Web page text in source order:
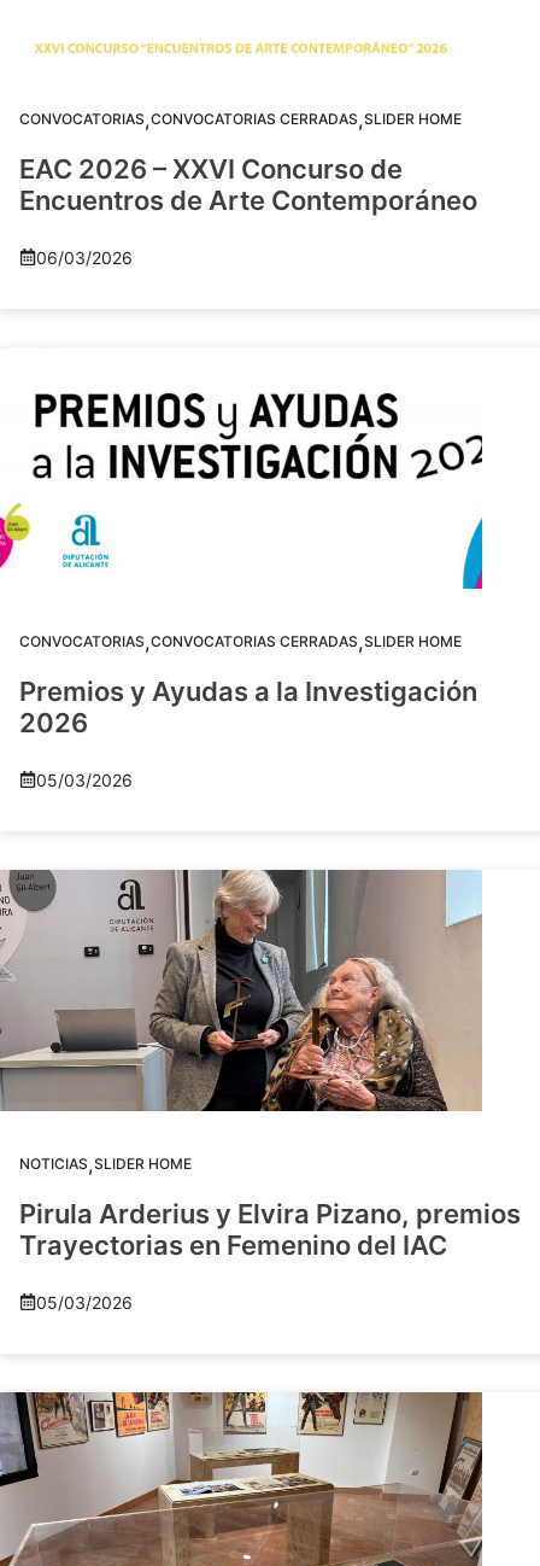
CONVOCATORIAS,CONVOCATORIAS CERRADAS,SLIDER HOME
EAC 2026 – XXVI Concurso de
Encuentros de Arte Contemporáneo
06/03/2026
CONVOCATORIAS,CONVOCATORIAS CERRADAS,SLIDER HOME
Premios y Ayudas a la Investigación
2026
05/03/2026
NOTICIAS,SLIDER HOME
Pirula Arderius y Elvira Pizano, premios
Trayectorias en Femenino del IAC
05/03/2026